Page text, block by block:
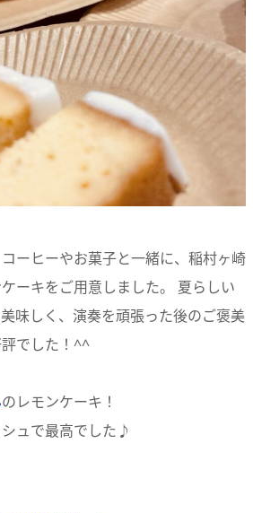
ーヒーやお菓子と一緒に、稲村ヶ崎
ーキをご用意しました。 夏らしい
味しく、演奏を頑張った後のご褒美
でした！^^
のレモンケーキ！
ュで最高でした♪